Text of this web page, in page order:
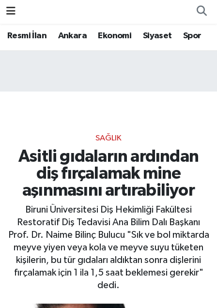
Resmi İlan Ankara Ekonomi Siyaset Spor
SAĞLIK
Asitli gıdaların ardından
diş fırçalamak mine
aşınmasını artırabiliyor
Biruni Üniversitesi Diş Hekimliği Fakültesi
Restoratif Diş Tedavisi Ana Bilim Dalı Başkanı
Prof. Dr. Naime Bilinç Bulucu "Sık ve bol miktarda
meyve yiyen veya kola ve meyve suyu tüketen
kişilerin, bu tür gıdaları aldıktan sonra dişlerini
fırçalamak için 1 ila 1,5 saat beklemesi gerekir"
dedi.